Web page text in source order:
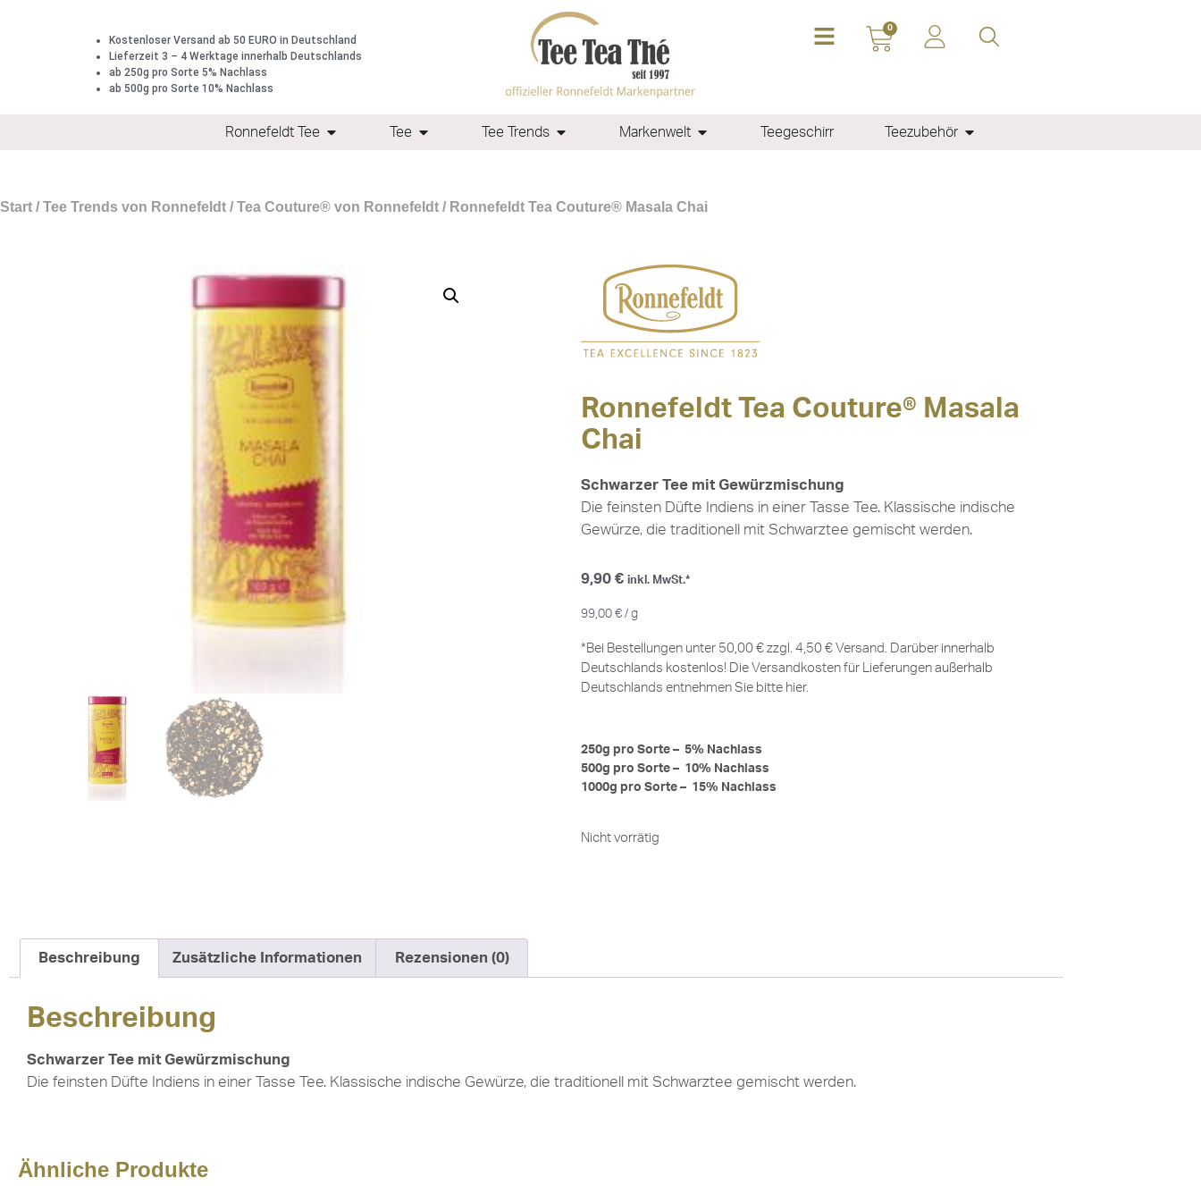
Kostenloser Versand ab 50 EURO in Deutschland
Lieferzeit 3 – 4 Werktage innerhalb Deutschlands
ab 250g pro Sorte 5% Nachlass
ab 500g pro Sorte 10% Nachlass
0
Ronnefeldt Tee Tee Tee Trends Markenwelt Teegeschirr Teezubehör
Start / Tee Trends von Ronnefeldt / Tea Couture® von Ronnefeldt / Ronnefeldt Tea Couture® Masala Chai
Ronnefeldt Tea Couture® Masala
Chai
Schwarzer Tee mit Gewürzmischung
Die feinsten Düfte Indiens in einer Tasse Tee. Klassische indische
Gewürze, die traditionell mit Schwarztee gemischt werden.
9,90 € inkl. MwSt.*
99,00 € / g
*Bei Bestellungen unter 50,00 € zzgl. 4,50 € Versand. Darüber innerhalb
Deutschlands kostenlos! Die Versandkosten für Lieferungen außerhalb
Deutschlands entnehmen Sie bitte hier.
250g pro Sorte – 5% Nachlass
500g pro Sorte – 10% Nachlass
1000g pro Sorte – 15% Nachlass
Nicht vorrätig
Beschreibung Zusätzliche Informationen Rezensionen (0)
Beschreibung
Schwarzer Tee mit Gewürzmischung
Die feinsten Düfte Indiens in einer Tasse Tee. Klassische indische Gewürze, die traditionell mit Schwarztee gemischt werden.
Ähnliche Produkte